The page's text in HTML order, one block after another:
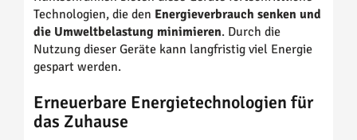
Technologien, die den Energieverbrauch senken und
die Umweltbelastung minimieren. Durch die
Nutzung dieser Geräte kann langfristig viel Energie
gespart werden.
Erneuerbare Energietechnologien für
das Zuhause